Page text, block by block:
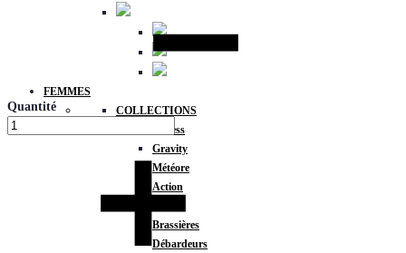
FEMMES
COLLECTIONS
Fitness
Gravity
Météore
Action
Brassières
Débardeurs
Quantité